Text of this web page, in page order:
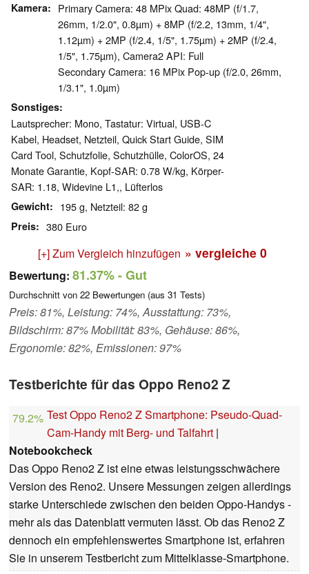
Kamera
Primary Camera: 48 MPix Quad: 48MP (f/1.7,
26mm, 1/2.0", 0.8µm) + 8MP (f/2.2, 13mm, 1/4",
1.12µm) + 2MP (f/2.4, 1/5", 1.75µm) + 2MP (f/2.4,
1/5", 1.75µm), Camera2 API: Full
Secondary Camera: 16 MPix Pop-up (f/2.0, 26mm,
1/3.1", 1.0µm)
Sonstiges
Lautsprecher: Mono, Tastatur: Virtual, USB-C
Kabel, Headset, Netzteil, Quick Start Guide, SIM
Card Tool, Schutzfolie, Schutzhülle, ColorOS, 24
Monate Garantie, Kopf-SAR: 0.78 W/kg, Körper-
SAR: 1.18, Widevine L1,, Lüfterlos
Gewicht 195 g, Netzteil: 82 g
Preis 380 Euro
[+] Zum Vergleich hinzufügen » vergleiche 0
Bewertung: 81.37%- Gut
Durchschnitt von 22 Bewertungen (aus 31 Tests)
Preis: 81%, Leistung: 74%, Ausstattung: 73%,
Bildschirm: 87% Mobilität: 83%, Gehäuse: 86%,
Ergonomie: 82%, Emissionen: 97%
Testberichte für das Oppo Reno2 Z
79.2% Test Oppo Reno2 Z Smartphone: Pseudo-Quad-
Cam-Handy mit Berg- und Talfahrt |
Notebookcheck
Das Oppo Reno2 Z ist eine etwas leistungsschwächere
Version des Reno2. Unsere Messungen zeigen allerdings
starke Unterschiede zwischen den beiden Oppo-Handys -
mehr als das Datenblatt vermuten lässt. Ob das Reno2 Z
dennoch ein empfehlenswertes Smartphone ist, erfahren
Sie in unserem Testbericht zum Mittelklasse-Smartphone.